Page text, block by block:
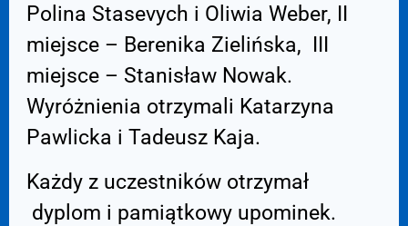
Polina Stasevych i Oliwia Weber, II
miejsce – Berenika Zielińska, III
miejsce – Stanisław Nowak.
Wyróżnienia otrzymali Katarzyna
Pawlicka i Tadeusz Kaja.
Każdy z uczestników otrzymał
dyplom i pamiątkowy upominek.